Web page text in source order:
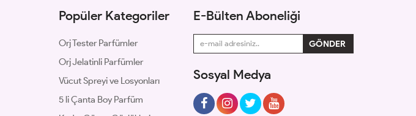
Popüler Kategoriler
Orj Tester Parfümler
Orj Jelatinli Parfümler
Vücut Spreyi ve Losyonları
5 li Çanta Boy Parfüm
E-Bülten Aboneliği
Sosyal Medya